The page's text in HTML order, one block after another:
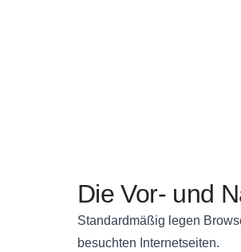
Die Vor- und
Standardmäßig legen
besuchten Internetseiten.